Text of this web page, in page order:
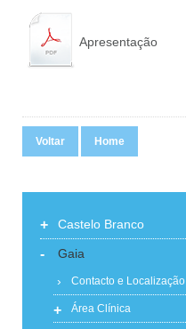
Apresentação
Voltar Home
+ Castelo Branco
- Gaia
Contacto e Localização
+ Área Clínica